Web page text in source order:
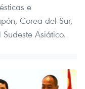
e
Corea del Sur,
Asiático.